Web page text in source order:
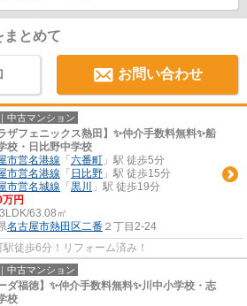
まとめて
お問い合わせ
中古マンション
ザフェニックス熱田】✨️仲介手数料無料✨️船
校・日比野中学校
市営名港線 「 六番町 」駅 徒歩5分
市営名港線 「 日比野 」駅 徒歩15分
市営名城線 「 黒川
」駅 徒歩19分
円
3LDK/63.08㎡
名古屋市熱田区二番 ２丁目2-24
徒歩6分！リフォーム済み！
中古マンション
ダ福徳】✨️仲介手数料無料✨️川中小学校・志
校